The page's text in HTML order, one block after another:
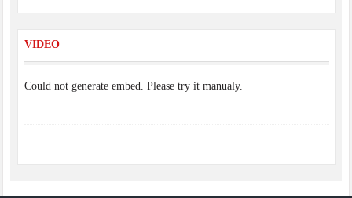
VIDEO
Could not generate embed. Please try it manualy.